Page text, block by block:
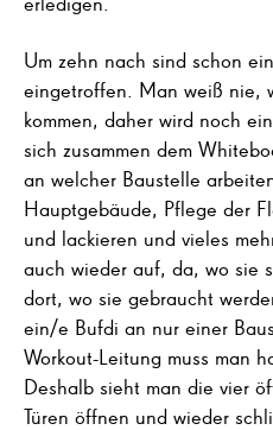
Um zehn nach sind schon
eingetroffen. Man weiß nie,
kommen, daher wird noch
sich zusammen dem
an welcher Baustelle
Hauptgebäude, Pflege der
und lackieren und vieles
auch wieder auf, da, wo sie
dort, wo sie gebraucht
ein/e Bufdi an nur einer
Workout-Leitung muss man
Deshalb sieht man die vier
Türen öffnen und wieder